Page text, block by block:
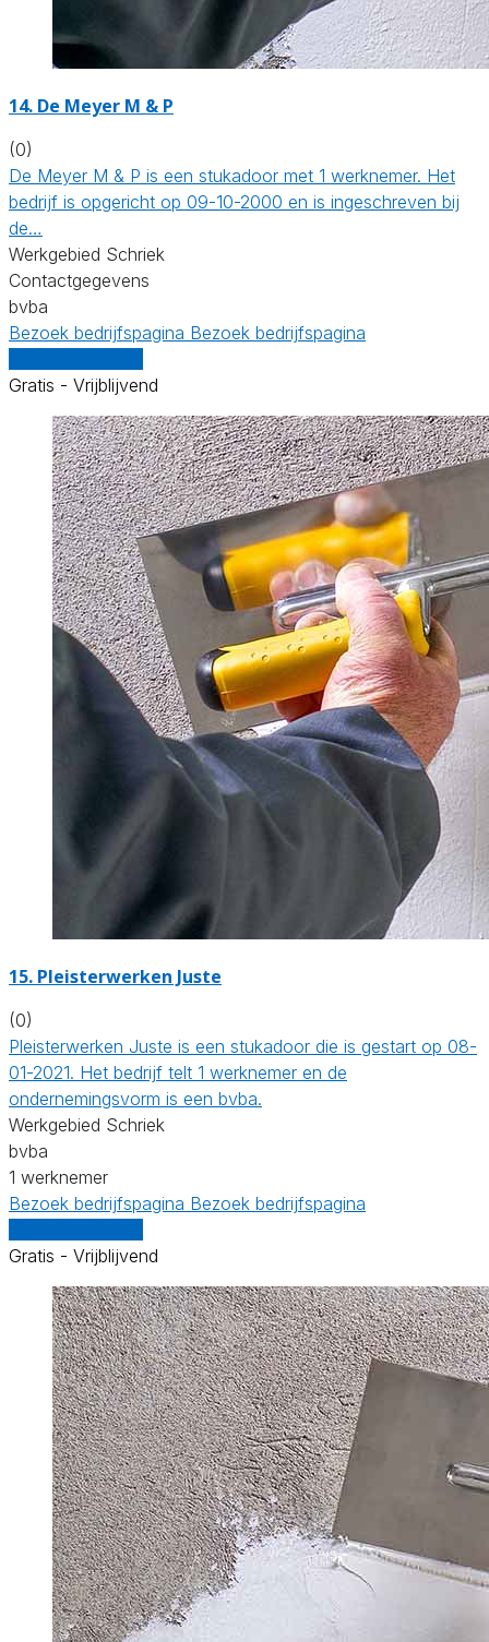
14. De Meyer M & P
(0)
De Meyer M & P is een stukadoor met 1 werknemer. Het
bedrijf is opgericht op 09-10-2000 en is ingeschreven bij
de…
Werkgebied Schriek
Contactgegevens
bvba
Bezoek bedrijfspagina Bezoek bedrijfspagina
Gratis - Vrijblijvend
15. Pleisterwerken Juste
(0)
Pleisterwerken Juste is een stukadoor die is gestart op 08-
01-2021. Het bedrijf telt 1 werknemer en de
ondernemingsvorm is een bvba.
Werkgebied Schriek
bvba
1 werknemer
Bezoek bedrijfspagina Bezoek bedrijfspagina
Gratis - Vrijblijvend